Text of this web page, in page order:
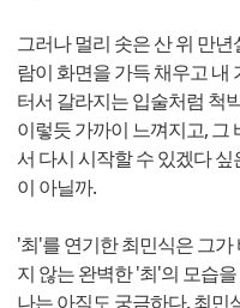
그러나 멀리 솟은 산 위 만
람이 화면을 가득 채우고 내
터서 갈라지는 입술처럼 척
이렇듯 가까이 느껴지고, 그
서 다시 시작할 수 있겠다
이 아닐까.
'최'를 연기한 최민식은 그
지 않는 완벽한 '최'의 모습
나는 아직도 궁금하다. 최민